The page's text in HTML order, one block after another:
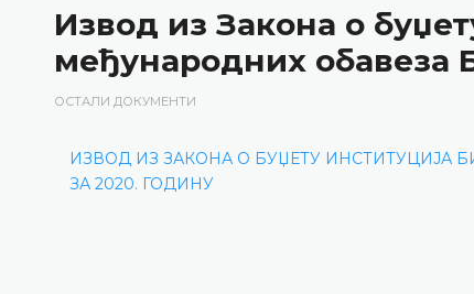
Извод из Закона о
међународних обавеза
ОСТАЛИ ДОКУМЕНТИ
ИЗВОД ИЗ ЗАКОНА О БУЏЕТУ ИНСТИТУЦИЈА
ЗА 2020. ГОДИНУ